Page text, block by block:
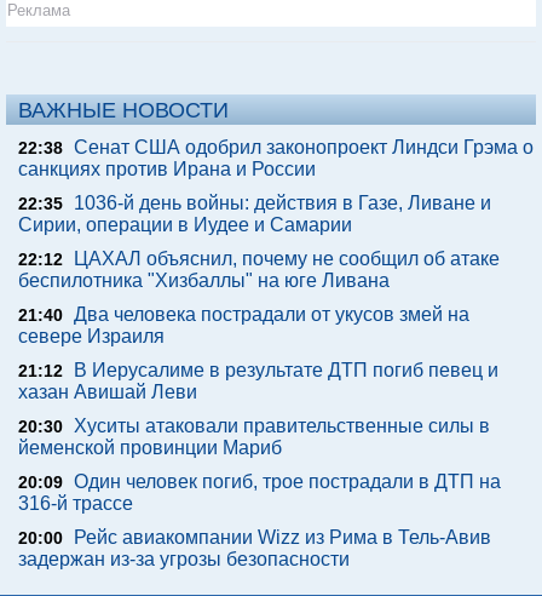
Реклама
ВАЖНЫЕ НОВОСТИ
22:38 Сенат США одобрил законопроект Линдси Грэма о
санкциях против Ирана и России
22:35
1036-й день войны: действия в Газе, Ливане и
Сирии, операции в Иудее и Самарии
22:12
ЦАХАЛ объяснил, почему не сообщил об атаке
беспилотника "Хизбаллы" на юге Ливана
21:40 Два человека пострадали от укусов змей на
севере Израиля
21:12
В Иерусалиме в результате ДТП погиб певец и
хазан Авишай Леви
20:30 Хуситы атаковали правительственные силы в
йеменской провинции Мариб
20:09 Один человек погиб, трое пострадали в ДТП на
316-й трассе
20:00
Рейс авиакомпании Wizz из Рима в Тель-Авив
задержан из-за угрозы безопасности